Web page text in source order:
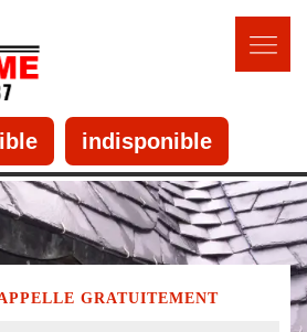
indisponible
GRATUITEMENT